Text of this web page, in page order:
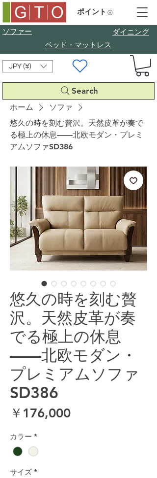
ソファー
​ダイニング
ベッド・マットレス
JPY (¥)
Search
ポイント
ホーム
ソファ
悠久の時を刻む贅沢。天然皮革が奏で
る極上の休息——北欧モダン・プレミ
アムソファSD386
悠久の時を刻む贅
沢。天然皮革が奏
でる極上の休息
——北欧モダン・
プレミアムソファ
SD386
￥176,000価格
カラー *
サイズ *